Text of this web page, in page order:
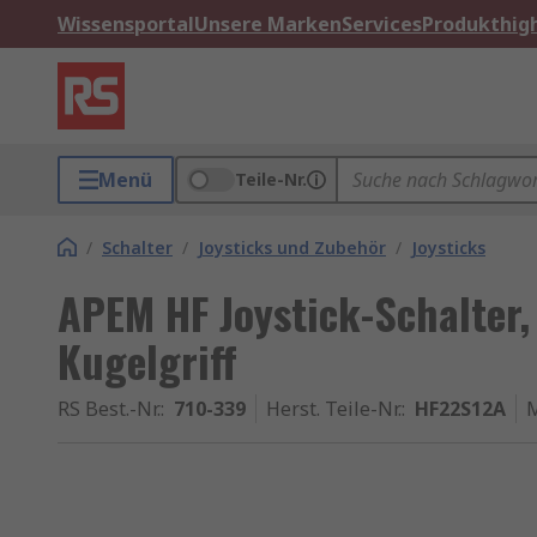
WissensportalUnsere MarkenServices
Menü Teile-Nr.
/ Schalter / Joysticks und Zubehör / Joysticks
APEM HF Joystick-
Kugelgriff
RS Best.-Nr.: 710-339 Herst. Teile-Nr.: HF22S12A